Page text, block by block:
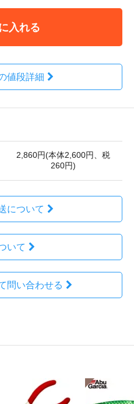
入れる
値段詳細
2,860円(本体2,600円、税
260円)
について
いて
問い合わせる